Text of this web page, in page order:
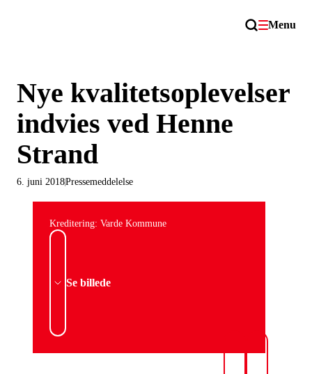
Menu
Nye kvalitetsoplevelser
indvies ved Henne
Strand
Pressemeddelelse
6. juni 2018
Kreditering: Varde Kommune
Se billede